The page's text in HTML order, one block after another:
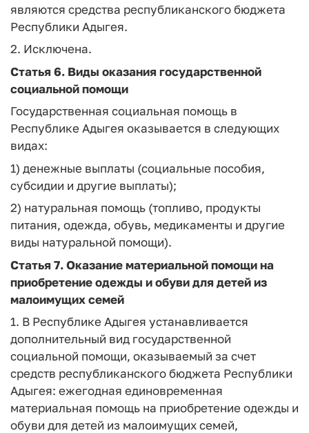
являются средства республиканского бюджета
Республики Адыгея.
2. Исключена.
Статья 6. Виды оказания государственной
социальной помощи
Государственная социальная помощь в
Республике Адыгея оказывается в следующих
видах:
1) денежные выплаты (социальные пособия,
субсидии и другие выплаты);
2) натуральная помощь (топливо, продукты
питания, одежда, обувь, медикаменты и другие
виды натуральной помощи).
Статья 7.Оказание материальной помощи на
приобретение одежды и обуви для детей из
малоимущих семей
1. В Республике Адыгея устанавливается
дополнительный вид государственной
социальной помощи, оказываемый за счет
средств республиканского бюджета Республики
Адыгея: ежегодная единовременная
материальная помощь на приобретение одежды и
обуви для детей из малоимущих семей,